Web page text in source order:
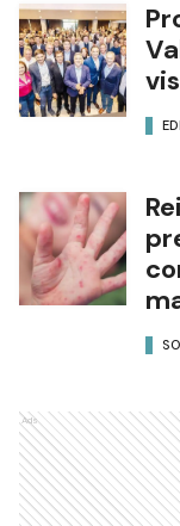
Ads